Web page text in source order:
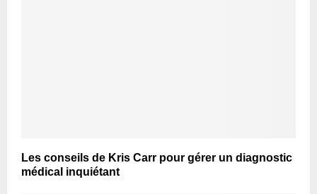
Les conseils de Kris Carr pour gérer un diagnostic
médical inquiétant